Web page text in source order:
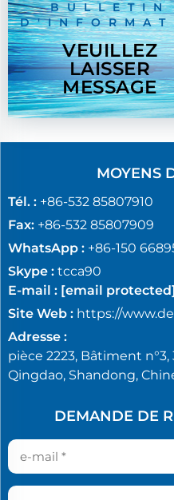
BULLETIN
VEUILLEZ
LAISSER
MESSAGE
MOYENS
Tél. : +86-532 85807910
Fax: +86-532 85807909
WhatsApp : +86-150
Skype : tcca90
E-mail : [email protected]
Site Web : https://
Adresse :
pièce 2223, Bâtiment
Qingdao, Shandong,
DEMANDE DE